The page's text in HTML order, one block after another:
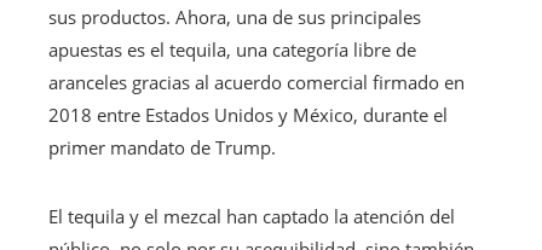
sus productos. Ahora, una de sus principales
apuestas es el tequila, una categoría libre de
aranceles gracias al acuerdo comercial firmado en
2018 entre Estados Unidos y México, durante el
primer mandato de Trump.
El tequila y el mezcal han captado la atención del